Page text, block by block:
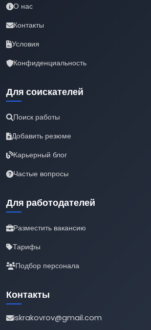
О нас
Контакты
Условия
Конфиденциальность
Для соискателей
Поиск работы
Добавить резюме
Карьерный блог
Частые вопросы
Для работодателей
Разместить вакансию
Тарифы
Подбор персонала
Контакты
iskrakovrov@gmail.com